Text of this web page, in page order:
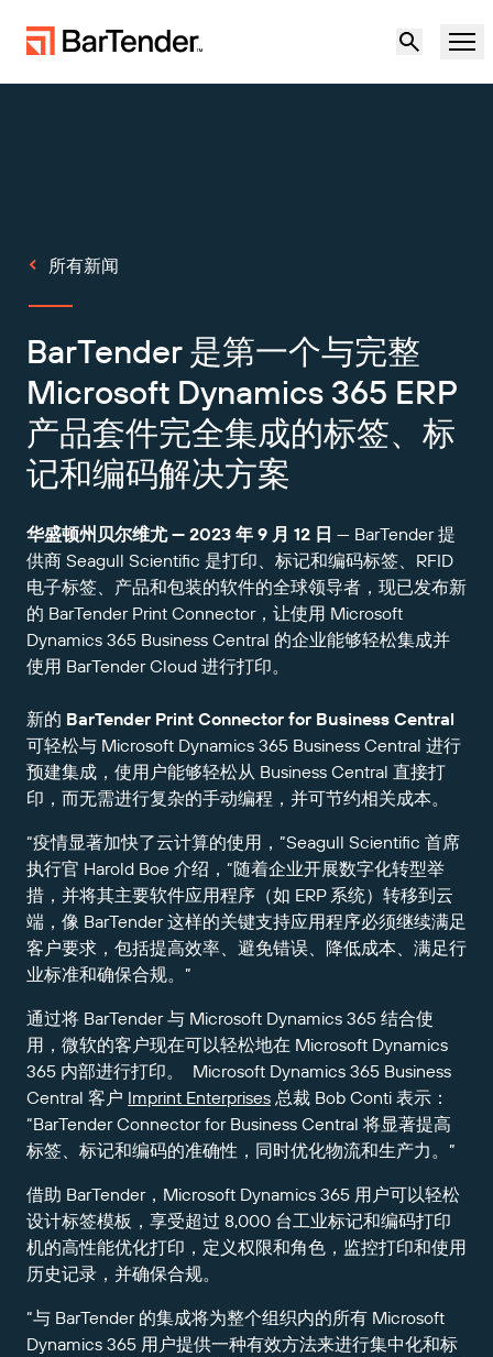
标签功能
创建
打印
物品和库存跟踪
BarTender Track & Trace
资产追踪能力
计数
查找
报告
产品
定价
免费试用
技术规格
产品注册
打印连接器
支持的标准
制造
仓储
零售
运输与物流
按行业应用
航空航天
化工
食品和饮料
医疗器械
制药
按解决方案分类
供应商标签管理
Amazon Transparency
解决方案概述
下载打印机驱动程序
维护与支持协议
专业服务
学习
博客
资源库
生命周期计划
研究与报告
关于我们
职业发展
新闻发布
标签和可追溯性成熟度模型
合作伙伴
成为合作伙伴
BarTender 携手合作。
合作伙伴目录
通过合作伙伴目录查找 BarTender 合作伙伴并请求报
价和服务。
合作伙伴入口网站
已是 BarTender 合作伙伴？了解如何登录合作伙伴入
口网站。
支持中心
在 BarTender 知识库中获取帮助和常见问题解答以及
关于操作方法的文章。
提交支持请求，获取所有当前支持的 BarTender 产品
的技术支持。
维护与支持协议
获取满足业务需求的适当级别的支持。
免费试用
Chinese (Simplified, China) Log In
用户入口网站
合作伙伴入口网站
Seagull Software
所有新闻
BarTender 是第一个与完整
Microsoft Dynamics 365 ERP
产品套件完全集成的标签、标
记和编码解决方案
华盛顿州贝尔维尤 — 2023 年 9 月 12 日 — BarTender 提
供商 Seagull Scientific 是打印、标记和编码标签、RFID
电子标签、产品和包装的软件的全球领导者，现已发布新
的 BarTender Print Connector，让使用 Microsoft
Dynamics 365 Business Central 的企业能够轻松集成并
使用 BarTender Cloud 进行打印。
新的 BarTender Print Connector for Business Central
可轻松与 Microsoft Dynamics 365 Business Central 进行
预建集成，使用户能够轻松从 Business Central 直接打
印，而无需进行复杂的手动编程，并可节约相关成本。
“疫情显著加快了云计算的使用，”Seagull Scientific 首席
执行官 Harold Boe 介绍，“随着企业开展数字化转型举
措，并将其主要软件应用程序（如 ERP 系统）转移到云
端，像 BarTender 这样的关键支持应用程序必须继续满足
客户要求，包括提高效率、避免错误、降低成本、满足行
业标准和确保合规。”
通过将 BarTender 与 Microsoft Dynamics 365 结合使
用，微软的客户现在可以轻松地在 Microsoft Dynamics
365 内部进行打印。 Microsoft Dynamics 365 Business
Central 客户 Imprint Enterprises 总裁 Bob Conti 表示：
“BarTender Connector for Business Central 将显著提高
标签、标记和编码的准确性，同时优化物流和生产力。”
借助 BarTender，Microsoft Dynamics 365 用户可以轻松
设计标签模板，享受超过 8,000 台工业标记和编码打印
机的高性能优化打印，定义权限和角色，监控打印和使用
历史记录，并确保合规。
“与 BarTender 的集成将为整个组织内的所有 Microsoft
Dynamics 365 用户提供一种有效方法来进行集中化和标